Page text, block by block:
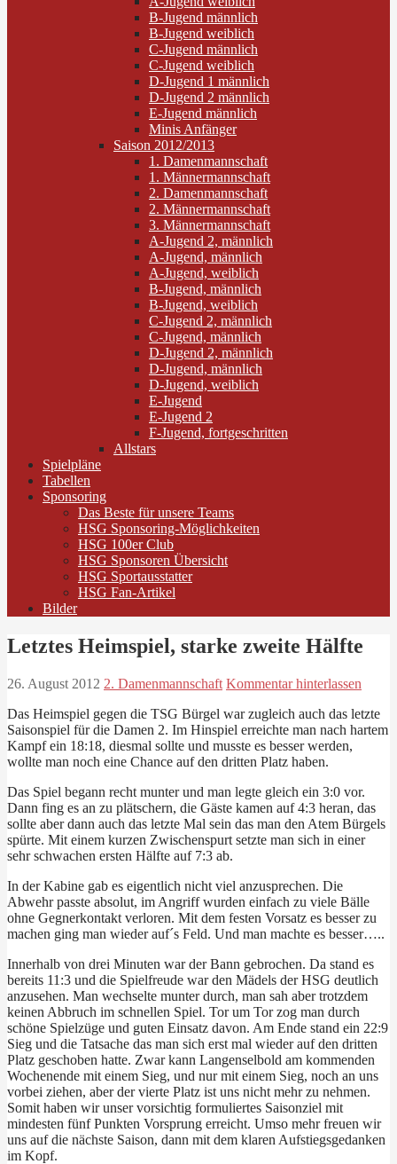
B-Jugend männlich
B-Jugend weiblich
C-Jugend männlich
C-Jugend weiblich
D-Jugend 1 männlich
D-Jugend 2 männlich
E-Jugend männlich
Minis Anfänger
Saison 2012/2013
1. Damenmannschaft
1. Männermannschaft
2. Damenmannschaft
2. Männermannschaft
3. Männermannschaft
A-Jugend 2, männlich
A-Jugend, männlich
A-Jugend, weiblich
B-Jugend, männlich
B-Jugend, weiblich
C-Jugend 2, männlich
C-Jugend, männlich
D-Jugend 2, männlich
D-Jugend, männlich
D-Jugend, weiblich
E-Jugend
E-Jugend 2
F-Jugend, fortgeschritten
Allstars
Spielpläne
Tabellen
Sponsoring
Das Beste für unsere Teams
HSG Sponsoring-Möglichkeiten
HSG 100er Club
HSG Sponsoren Übersicht
HSG Sportausstatter
HSG Fan-Artikel
Bilder
Letztes Heimspiel, starke zweite Hälfte
26. August 2012 2. Damenmannschaft Kommentar hinterlassen
Das Heimspiel gegen die TSG Bürgel war zugleich auch das letzte
Saisonspiel für die Damen 2. Im Hinspiel erreichte man nach hartem
Kampf ein 18:18, diesmal sollte und musste es besser werden,
wollte man noch eine Chance auf den dritten Platz haben.
Das Spiel begann recht munter und man legte gleich ein 3:0 vor.
Dann fing es an zu plätschern, die Gäste kamen auf 4:3 heran, das
sollte aber dann auch das letzte Mal sein das man den Atem Bürgels
spürte. Mit einem kurzen Zwischenspurt setzte man sich in einer
sehr schwachen ersten Hälfte auf 7:3 ab.
In der Kabine gab es eigentlich nicht viel anzusprechen. Die
Abwehr passte absolut, im Angriff wurden einfach zu viele Bälle
ohne Gegnerkontakt verloren. Mit dem festen Vorsatz es besser zu
machen ging man wieder auf´s Feld. Und man machte es besser…..
Innerhalb von drei Minuten war der Bann gebrochen. Da stand es
bereits 11:3 und die Spielfreude war den Mädels der HSG deutlich
anzusehen. Man wechselte munter durch, man sah aber trotzdem
keinen Abbruch im schnellen Spiel. Tor um Tor zog man durch
schöne Spielzüge und guten Einsatz davon. Am Ende stand ein 22:9
Sieg und die Tatsache das man sich erst mal wieder auf den dritten
Platz geschoben hatte. Zwar kann Langenselbold am kommenden
Wochenende mit einem Sieg, und nur mit einem Sieg, noch an uns
vorbei ziehen, aber der vierte Platz ist uns nicht mehr zu nehmen.
Somit haben wir unser vorsichtig formuliertes Saisonziel mit
mindesten fünf Punkten Vorsprung erreicht. Umso mehr freuen wir
uns auf die nächste Saison, dann mit dem klaren Aufstiegsgedanken
im Kopf.